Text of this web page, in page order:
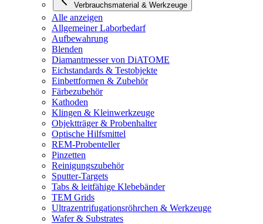
Verbrauchsmaterial & Werkzeuge
Alle anzeigen
Allgemeiner Laborbedarf
Aufbewahrung
Blenden
Diamantmesser von DiATOME
Eichstandards & Testobjekte
Einbettformen & Zubehör
Färbezubehör
Kathoden
Klingen & Kleinwerkzeuge
Objektträger & Probenhalter
Optische Hilfsmittel
REM-Probenteller
Pinzetten
Reinigungszubehör
Sputter-Targets
Tabs & leitfähige Klebebänder
TEM Grids
Ultrazentrifugationsröhrchen & Werkzeuge
Wafer & Substrates